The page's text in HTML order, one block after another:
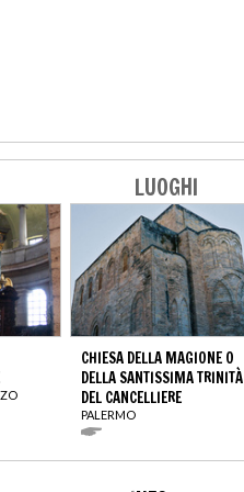
LUOGHI
CHIESA DELLA MAGIONE O
DELLA SANTISSIMA TRINITÀ
DEL CANCELLIERE
PALERMO